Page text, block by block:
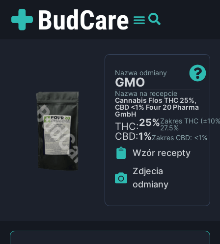
Nazwa odmiany
GMO
Nazwa na recepcie
Cannabis Flos THC 25%,
CBD <1% Four 20 Pharma
GmbH
THC:25%Zakres THC
27.5%
CBD:1%Zakres CBD: <1%
Wzór recepty
Zdjecia
odmiany